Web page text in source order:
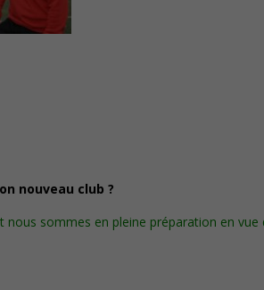
nouveau club ?
sommes en pleine préparation en vue